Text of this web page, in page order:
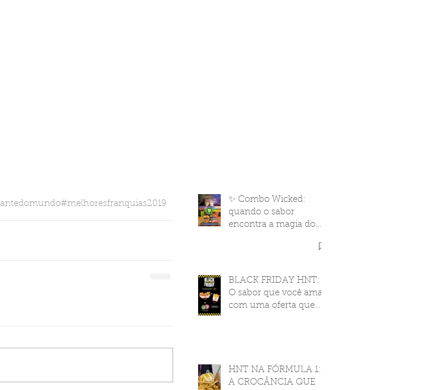
#melhoresfranquias2019
✨ Combo Wicked:
quando o sabor
encontra a magia do
BLACK FRIDAY HNT:
O sabor que você ama,
com uma oferta que
HNT NA FÓRMULA 1:
A CROCÂNCIA QUE